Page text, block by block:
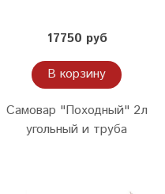
17750 руб
В корзину
Самовар "Походный" 2л
угольный и труба